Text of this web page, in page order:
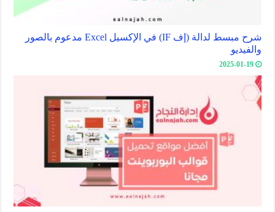
شرح مبسط لدالة (إف IF) في الإكسيل Excel مدعوم بالصور
والفيديو
2025-01-19